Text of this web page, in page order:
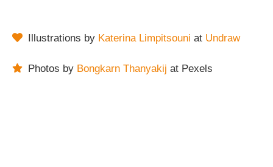
Illustrations by Katerina Limpitsouni at Undraw
Photos by Bongkarn Thanyakij at Pexels